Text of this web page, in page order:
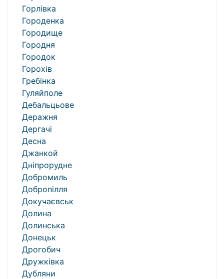
Горлівка
Городенка
Городище
Городня
Городок
Горохів
Гребінка
Гуляйполе
Дебальцьове
Деражня
Дергачі
Десна
Джанкой
Дніпрорудне
Добромиль
Добропілля
Докучаєвськ
Долина
Долинська
Донецьк
Дрогобич
Дружківка
Дубляни